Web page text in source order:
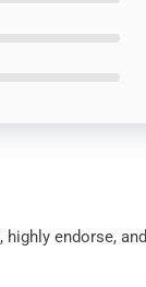
endorse, and